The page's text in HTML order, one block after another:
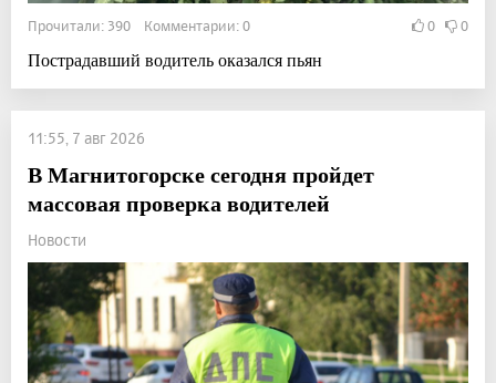
Прочитали: 390 Комментарии: 0 0 0
Пострадавший водитель оказался пьян
11:55, 7 авг 2026
В Магнитогорске сегодня пройдет
массовая проверка водителей
Новости